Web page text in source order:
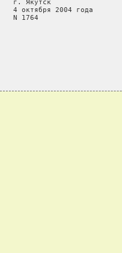
   г. Якутск
   4 октября 2004 года
   N 1764